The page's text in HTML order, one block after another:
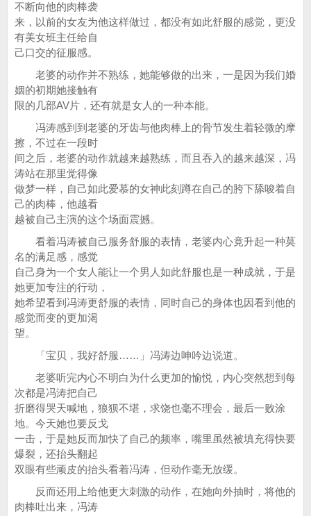
不断向他的肉棒袭
来，以前的女友为他这样做过，都没有如此舒服的感觉，更没
有美女班主任给自
己口交的征服感。
老婆的动作并不熟练，她能够做的出来，一是因为我们婚
姻的初期她接触有
限的几部AV片，还有就是女人的一种本能。
冯涛感到到老婆的牙齿与他肉棒上的骨节发生着轻微的摩
擦，不过在一段时
间之后，老婆的动作就越来越熟练，而且吞入的越来越深，冯
涛站在那里觉得像
做梦一样，自己如此爱慕的女神此刻蹲在自己的胯下舔唆着自
己的肉棒，他越看
越被自己主演的这个场面震撼。
看着冯涛被自己服务舒服的表情，老婆内心竟升起一种莫
名的满足感，感觉
自己身为一个女人能让一个男人如此舒服也是一种成就，于是
她更加专注的行动，
她希望看到冯涛更舒服的表情，同时自己的身体也因看到他的
感觉而变的更加渴
望。
「宝贝，我好舒服……」冯涛边呻吟边说道。
老婆听完内心不明白为什么更加的愉悦，内心突然想到每
次都是冯涛把自己
折磨得哭天喊地，狼狈不堪，求饶也毫不理会，最后一败涂
地。今天她也要反戈
一击，于是她反而加快了自己的频率，嘴里虽然被填充得快要
爆裂，还抬头翻起
双眼有些顽皮的抬头看着冯涛，但动作毫无放缓。
反而还用上给他更大刺激的动作，在她向外抽时，将他的
肉棒吐出来，冯涛